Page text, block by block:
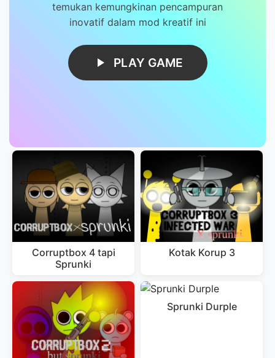
temukan kemungkinan pencampuran
inovatif dalam mod kreatif ini
PLAY GAME
Corruptbox 4 tapi
Sprunki
Kotak Korup 3
Sprunki Durple